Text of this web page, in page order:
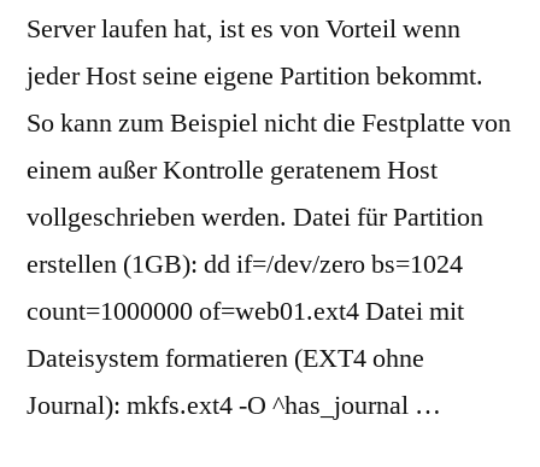
Server laufen hat, ist es von Vorteil wenn
jeder Host seine eigene Partition bekommt.
So kann zum Beispiel nicht die Festplatte von
einem außer Kontrolle geratenem Host
vollgeschrieben werden. Datei für Partition
erstellen (1GB): dd if=/dev/zero bs=1024
count=1000000 of=web01.ext4 Datei mit
Dateisystem formatieren (EXT4 ohne
Journal): mkfs.ext4 -O ^has_journal …